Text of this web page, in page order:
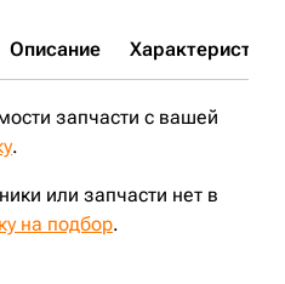
Описание Характеристики
запчасти с вашей
.
или запчасти нет в
на подбор.